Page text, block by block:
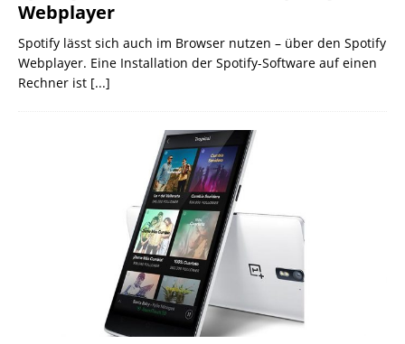
Webplayer
Spotify lässt sich auch im Browser nutzen – über den Spotify
Webplayer. Eine Installation der Spotify-Software auf einen
Rechner ist [...]